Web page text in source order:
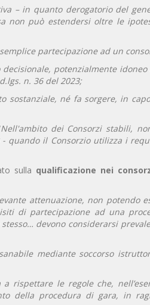
– in quanto derogatorio del
non può estendersi oltre le
partecipazione ad un
potenzialmente
n. 36 del 2023;
né fa sorgere, in
Nell'ambito dei Consorzi stabili,
- quando il Consorzio utilizza i
sulla qualificazione nei
attenuazione, non potendo
di partecipazione ad una
devono considerarsi
mediante soccorso
rispettare le regole che,
della procedura di gara, in